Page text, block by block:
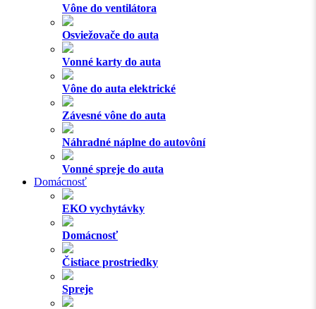
Vône do ventilátora
Osviežovače do auta
Vonné karty do auta
Vône do auta elektrické
Závesné vône do auta
Náhradné náplne do autovôní
Vonné spreje do auta
Domácnosť
EKO vychytávky
Domácnosť
Čistiace prostriedky
Spreje